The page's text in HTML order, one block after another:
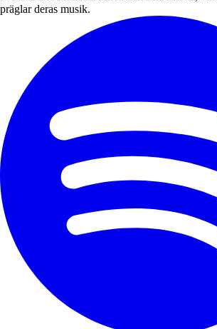
präglar deras musik.